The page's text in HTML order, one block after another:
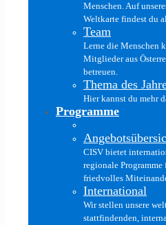
Menschen. Auf
Weltkarte findest du
Team
Lerne die Menschen
Mitglieder aus
betreuen.
Thema des
Hier kannst du mehr
Programme
CISV bietet
regionale Programme
friedvolles
International
Wir stellen unsere
stattfindenden,